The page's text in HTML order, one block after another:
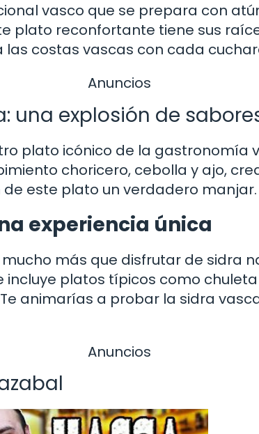
vasco que se prepara con
plato reconfortante tiene sus
costas vascas con cada
Anuncios
una explosión de
plato icónico de la gastronomía
choricero, cebolla y ajo,
este plato un verdadero manjar.
experiencia única
más que disfrutar de sidra
platos típicos como
animarías a probar la sidra
Anuncios